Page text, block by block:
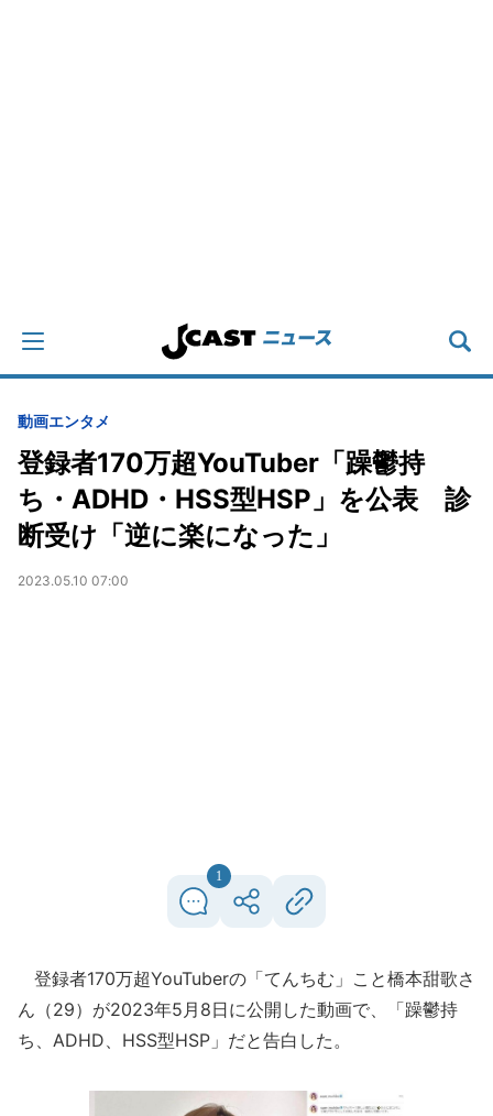
動画エンタメ
登録者170万超YouTuber「躁鬱持
ち・ADHD・HSS型HSP」を公表 診
断受け「逆に楽になった」
2023.05.10 07:00
1
登録者170万超YouTuberの「てんちむ」こと橋本甜歌さ
ん（29）が2023年5月8日に公開した動画で、「躁鬱持
ち、ADHD、HSS型HSP」だと告白した。